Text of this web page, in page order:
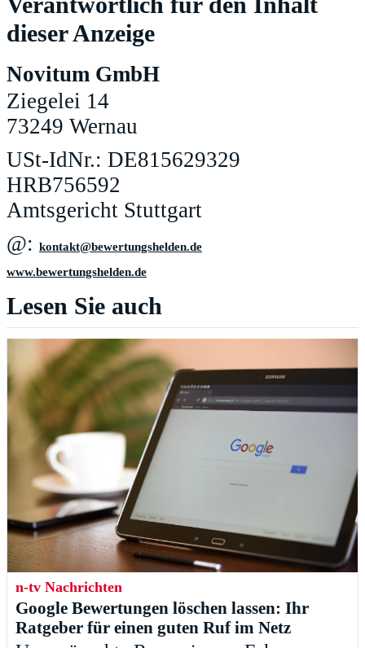
dieser Anzeige
Novitum GmbH
Ziegelei 14
73249 Wernau
USt-IdNr.: DE815629329
HRB756592
Amtsgericht Stuttgart
@: ed.nedlehsgnutreweb@tkatnok
www.bewertungshelden.de
Lesen Sie auch
n-tv Nachrichten
Google Bewertungen löschen lassen: Ihr
Ratgeber für einen guten Ruf im Netz